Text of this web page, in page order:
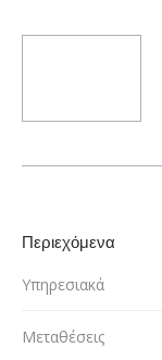
Περιεχόμενα
Υπηρεσιακά
Μεταθέσεις